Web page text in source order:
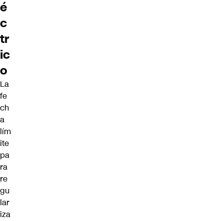
é
c
tr
ic
o
La
fe
ch
a
lím
ite
pa
ra
re
gu
lar
iza